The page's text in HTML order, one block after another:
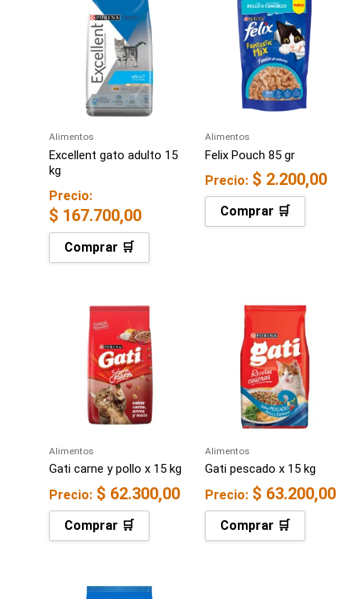
Alimentos
Excellent gato adulto 15
kg
Precio:
$ 167.700,00
Comprar 🛒
Alimentos
Felix Pouch 85 gr
Precio: $ 2.200,00
Comprar 🛒
Alimentos
Gati carne y pollo x 15 kg
Precio: $ 62.300,00
Comprar 🛒
Alimentos
Gati pescado x 15 kg
Precio: $ 63.200,00
Comprar 🛒